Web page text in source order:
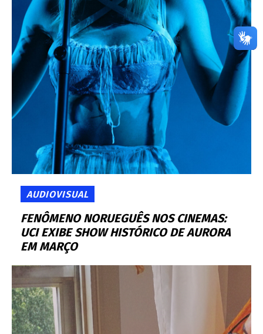
AUDIOVISUAL
FENÔMENO NORUEGUÊS NOS CINEMAS:
UCI EXIBE SHOW HISTÓRICO DE AURORA
EM MARÇO